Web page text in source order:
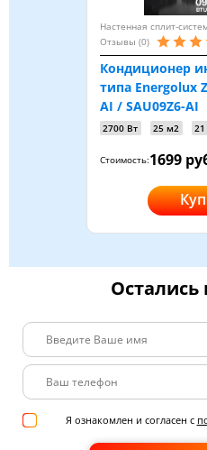
Настенная сплит-
Отзывы (0)
Кондиционер
типа Energolux
AI / SAU09Z6-AI
2700 Вт 25 м2
Стоимость:1699
Остались
Я ознакомлен и согласен с